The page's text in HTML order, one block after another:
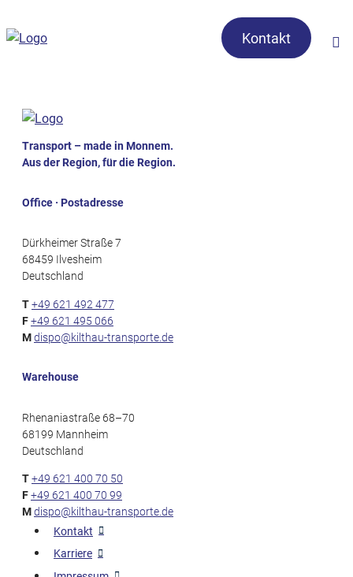
Kontakt
Transport – made in Monnem.
Aus der Region, für die Region.
Office · Postadresse
Dürkheimer Straße 7
68459 Ilvesheim
Deutschland
T+49 621 492 477
F+49 621 495 066
Mdispo@kilthau-transporte.de
Warehouse
Rhenaniastraße 68–70
68199 Mannheim
Deutschland
T+49 621 400 70 50
F+49 621 400 70 99
Mdispo@kilthau-transporte.de
Kontakt
Karriere